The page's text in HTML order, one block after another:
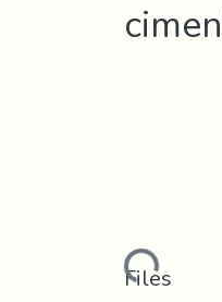
Loading...
Files